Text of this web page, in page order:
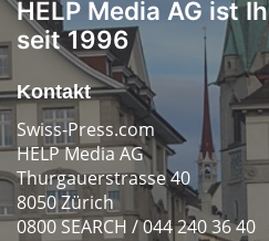
HELP Media AG ist
seit 1996
Kontakt
Swiss-Press.com
HELP Media AG
Thurgauerstrasse 40
8050 Zürich
0800 SEARCH / 044 240 36 40